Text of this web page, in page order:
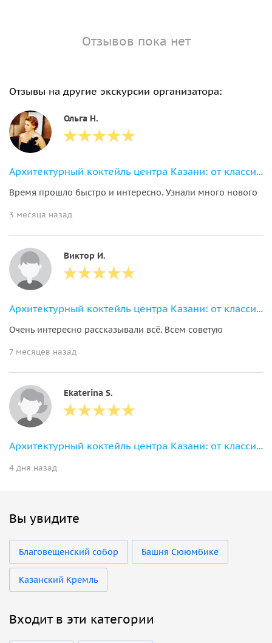
Отзывов пока нет
Отзывы на другие экскурсии организатора:
Ольга Н.
Архитектурный коктейль центра Казани: от классицизма до постмодернизма
Время прошло быстро и интересно. Узнали много нового
3 месяца назад
Виктор И.
Архитектурный коктейль центра Казани: от классицизма до постмодернизма
Очень интересно рассказывали всё. Всем советую
7 месяцев назад
Ekaterina S.
Архитектурный коктейль центра Казани: от классицизма до постмодернизма
4 дня назад
Вы увидите
Благовещенский собор Башня Сююмбике
Казанский Кремль
Входит в эти категории